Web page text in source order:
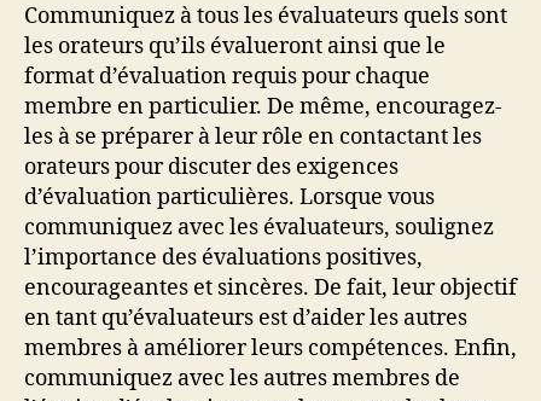
Communiquez à tous les évaluateurs quels sont
les orateurs qu’ils évalueront ainsi que le
format d’évaluation requis pour chaque
membre en particulier. De même, encouragez-
les à se préparer à leur rôle en contactant les
orateurs pour discuter des exigences
d’évaluation particulières. Lorsque vous
communiquez avec les évaluateurs, soulignez
l’importance des évaluations positives,
encourageantes et sincères. De fait, leur objectif
en tant qu’évaluateurs est d’aider les autres
membres à améliorer leurs compétences. Enfin,
communiquez avec les autres membres de